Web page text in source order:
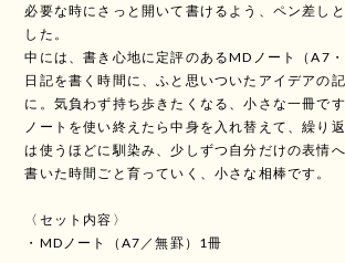
必要な時にさっと開いて書けるよう、ペン差し
した。
中には、書き心地に定評のあるMDノート（A7・
日記を書く時間に、ふと思いついたアイデアの
に。気負わず持ち歩きたくなる、小さな一冊です
ノートを使い終えたら中身を入れ替えて、繰り
は使うほどに馴染み、少しずつ自分だけの表情へ
書いた時間ごと育っていく、小さな相棒です。
〈セット内容〉
・MDノート（A7／無罫）1冊